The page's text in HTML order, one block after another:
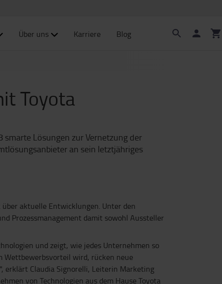
Über uns Karriere Blog
Toyota
Lösungen zur Vernetzung der
an sein letztjähriges
aktuelle Entwicklungen. Unter den
Prozessmanagement damit sowohl Aussteller
und zeigt, wie jedes Unternehmen so
Wettbewerbsvorteil wird, rücken neue
erklärt Claudia Signorelli, Leiterin Marketing
von Technologien aus dem Hause Toyota